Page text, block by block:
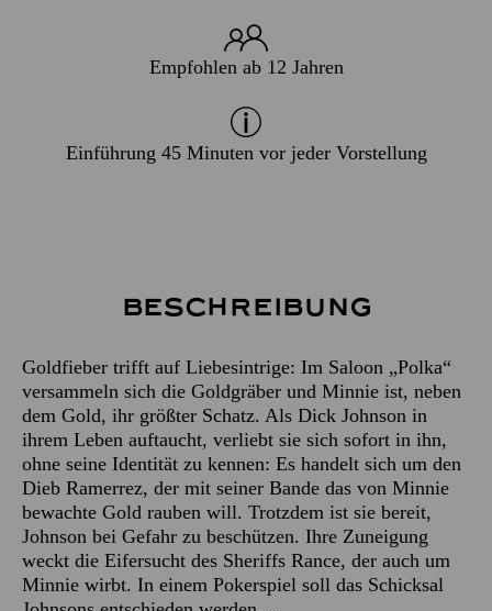
Empfohlen ab 12 Jahren
Einführung 45 Minuten vor jeder Vorstellung
Beschreibung
Goldfieber trifft auf Liebesintrige: Im Saloon „Polka“
versammeln sich die Goldgräber und Minnie ist, neben
dem Gold, ihr größter Schatz. Als Dick Johnson in
ihrem Leben auftaucht, verliebt sie sich sofort in ihn,
ohne seine Identität zu kennen: Es handelt sich um den
Dieb Ramerrez, der mit seiner Bande das von Minnie
bewachte Gold rauben will. Trotzdem ist sie bereit,
Johnson bei Gefahr zu beschützen. Ihre Zuneigung
weckt die Eifersucht des Sheriffs Rance, der auch um
Minnie wirbt. In einem Pokerspiel soll das Schicksal